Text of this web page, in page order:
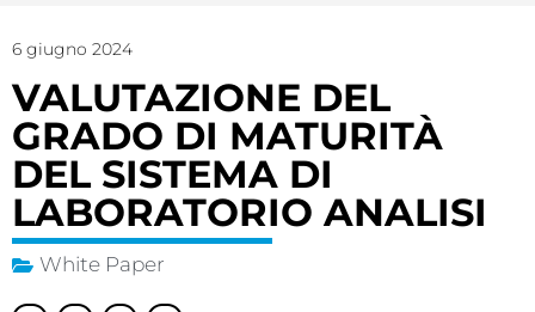
6 giugno 2024
VALUTAZIONE DEL
GRADO DI MATURITÀ
DEL SISTEMA DI
LABORATORIO ANALISI
White Paper